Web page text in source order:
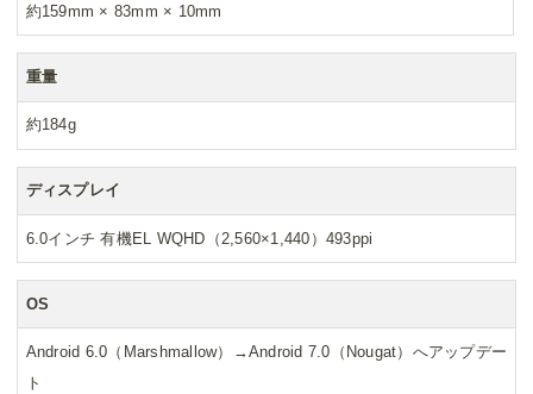
約159mm × 83mm × 10mm
重量
約184g
ディスプレイ
6.0インチ 有機EL WQHD（2,560×1,440）493ppi
OS
Android 6.0（Marshmallow）→Android 7.0（Nougat）へアップデー
ト